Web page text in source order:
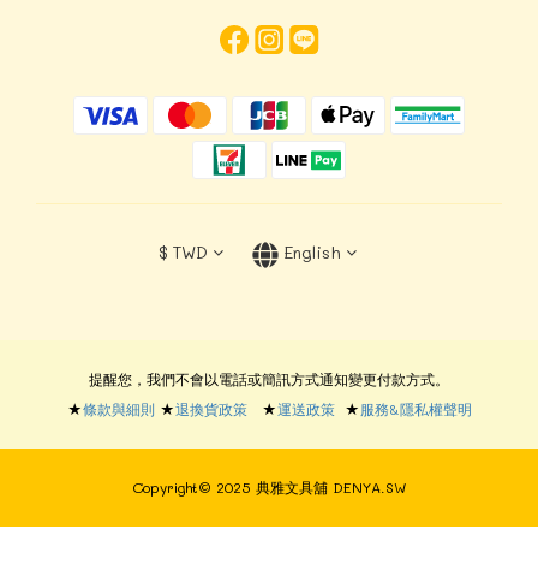
$ TWD English
提醒您，我們不會以電話或簡訊方式通知變更付款方式。
★條款與細則 ★退換貨政策★運送政策★服務&隱私權聲明
Copyright© 2025 典雅文具舖 DENYA.SW